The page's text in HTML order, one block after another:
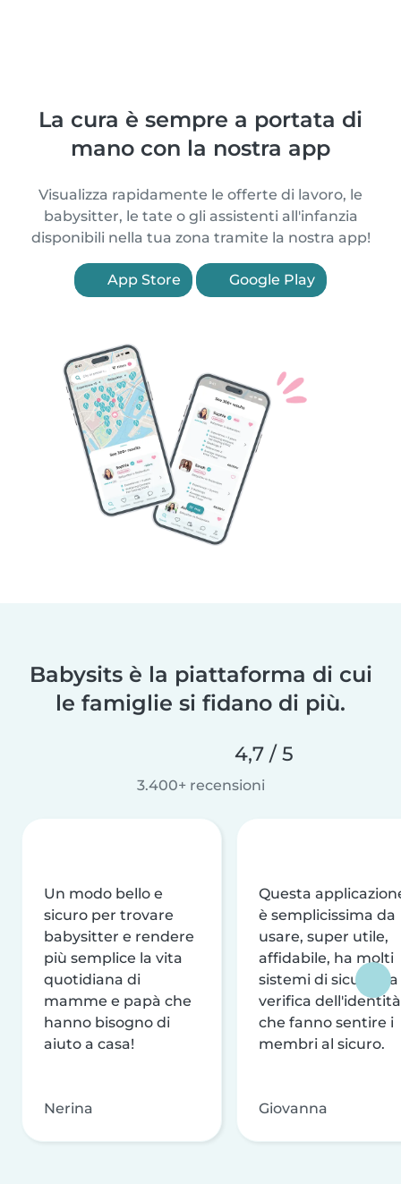
La cura è sempre a portata di
mano con la nostra app
Visualizza rapidamente le offerte di lavoro, le
babysitter, le tate o gli assistenti all'infanzia
disponibili nella tua zona tramite la nostra app!
App Store Google Play
Babysits è la piattaforma di cui
le famiglie si fidano di più.
4,7 / 5
3.400+ recensioni
Un modo bello e
sicuro per trovare
babysitter e rendere
più semplice la vita
quotidiana di
mamme e papà che
hanno bisogno di
aiuto a casa!
Nerina
Questa
è semplicissima da
usare, super utile,
affidabile, ha molti
sistemi di sicurezza
verifica dell'identità
che fanno sentire i
membri al sicuro.
Giovanna